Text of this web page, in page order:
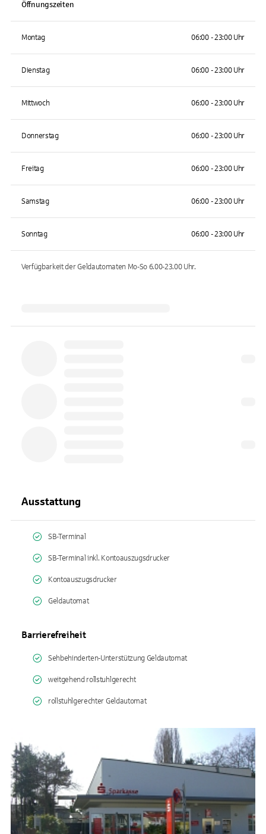
Öffnungszeiten
Montag 06:00 - 23:00 Uhr
Dienstag 06:00 - 23:00 Uhr
Mittwoch 06:00 - 23:00 Uhr
Donnerstag 06:00 - 23:00 Uhr
Freitag 06:00 - 23:00 Uhr
Samstag 06:00 - 23:00 Uhr
Sonntag 06:00 - 23:00 Uhr
Verfügbarkeit der Geldautomaten Mo-So 6.00-23.00Uhr.
Ausstattung
SB-Terminal
SB-Terminal inkl. Kontoauszugsdrucker
Kontoauszugsdrucker
Geldautomat
Barrierefreiheit
Sehbehinderten-Unterstützung Geldautomat
weitgehend rollstuhlgerecht
rollstuhlgerechter Geldautomat